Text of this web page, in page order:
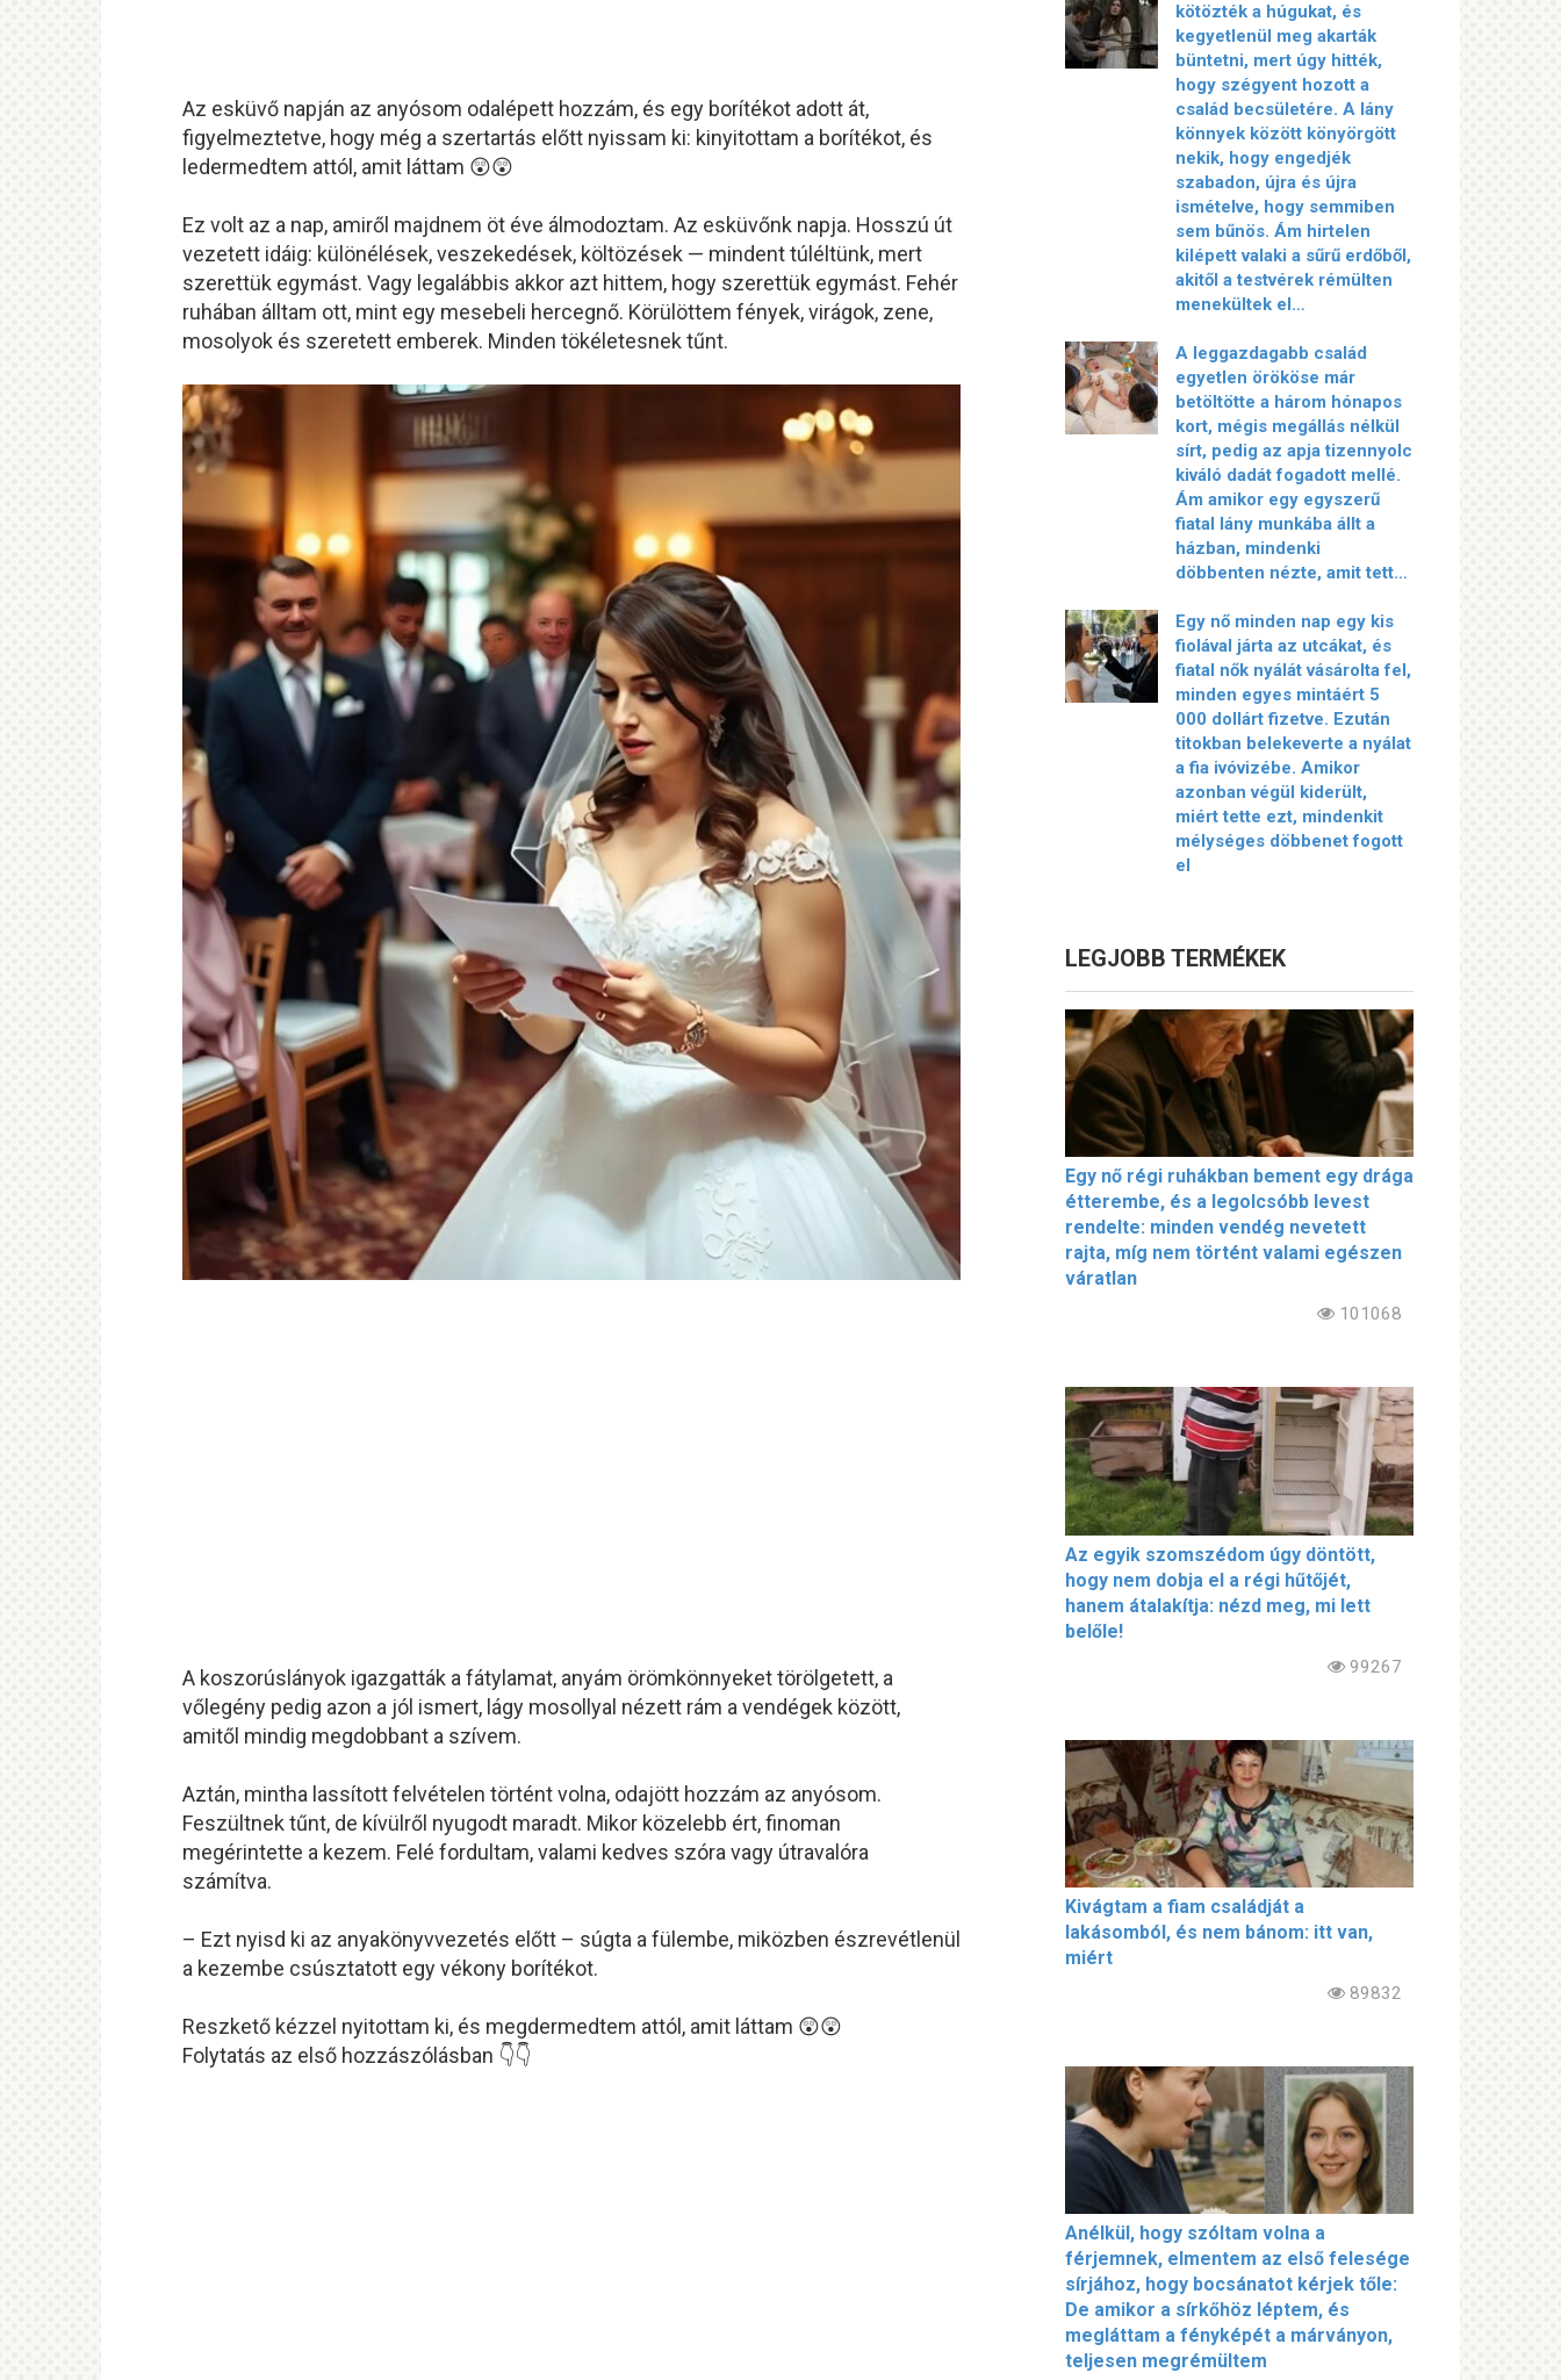
Az esküvő napján az anyósom odalépett hozzám, és egy borítékot adott át,
figyelmeztetve, hogy még a szertartás előtt nyissam ki: kinyitottam a borítékot, és
ledermedtem attól, amit láttam 😲😲
Ez volt az a nap, amiről majdnem öt éve álmodoztam. Az esküvőnk napja. Hosszú út
vezetett idáig: különélések, veszekedések, költözések — mindent túléltünk, mert
szerettük egymást. Vagy legalábbis akkor azt hittem, hogy szerettük egymást. Fehér
ruhában álltam ott, mint egy mesebeli hercegnő. Körülöttem fények, virágok, zene,
mosolyok és szeretett emberek. Minden tökéletesnek tűnt.
A koszorúslányok igazgatták a fátylamat, anyám örömkönnyeket törölgetett, a
vőlegény pedig azon a jól ismert, lágy mosollyal nézett rám a vendégek között,
amitől mindig megdobbant a szívem.
Aztán, mintha lassított felvételen történt volna, odajött hozzám az anyósom.
Feszültnek tűnt, de kívülről nyugodt maradt. Mikor közelebb ért, finoman
megérintette a kezem. Felé fordultam, valami kedves szóra vagy útravalóra
számítva.
– Ezt nyisd ki az anyakönyvvezetés előtt – súgta a fülembe, miközben észrevétlenül
a kezembe csúsztatott egy vékony borítékot.
Reszkető kézzel nyitottam ki, és megdermedtem attól, amit láttam 😲😲
Folytatás az első hozzászólásban 👇👇
kötözték a húgukat, és
kegyetlenül meg akarták
büntetni, mert úgy hitték,
hogy szégyent hozott a
család becsületére. A lány
könnyek között könyörgött
nekik, hogy engedjék
szabadon, újra és újra
ismételve, hogy semmiben
sem bűnös. Ám hirtelen
kilépett valaki a sűrű erdőből,
akitől a testvérek rémülten
menekültek el…
A leggazdagabb család
egyetlen örököse már
betöltötte a három hónapos
kort, mégis megállás nélkül
sírt, pedig az apja tizennyolc
kiváló dadát fogadott mellé.
Ám amikor egy egyszerű
fiatal lány munkába állt a
házban, mindenki
döbbenten nézte, amit tett…
Egy nő minden nap egy kis
fiolával járta az utcákat, és
fiatal nők nyálát vásárolta fel,
minden egyes mintáért 5
000 dollárt fizetve. Ezután
titokban belekeverte a nyálat
a fia ivóvizébe. Amikor
azonban végül kiderült,
miért tette ezt, mindenkit
mélységes döbbenet fogott
el
LEGJOBB TERMÉKEK
Egy nő régi ruhákban bement egy drága
étterembe, és a legolcsóbb levest
rendelte: minden vendég nevetett
rajta, míg nem történt valami egészen
váratlan
101068
Az egyik szomszédom úgy döntött,
hogy nem dobja el a régi hűtőjét,
hanem átalakítja: nézd meg, mi lett
belőle!
99267
Kivágtam a fiam családját a
lakásomból, és nem bánom: itt van,
miért
89832
Anélkül, hogy szóltam volna a
férjemnek, elmentem az első felesége
sírjához, hogy bocsánatot kérjek tőle:
De amikor a sírkőhöz léptem, és
megláttam a fényképét a márványon,
teljesen megrémültem